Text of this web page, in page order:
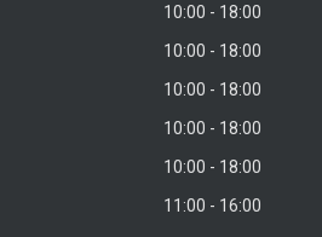
10:00
18:00
10:00
18:00
10:00
18:00
10:00
18:00
10:00
18:00
11:00
16:00